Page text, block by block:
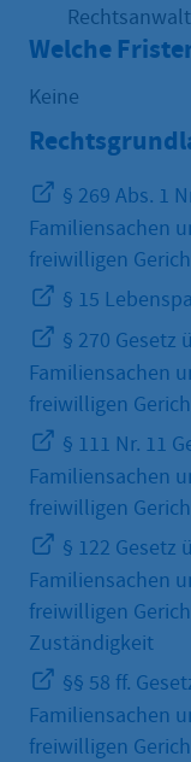
Welche
Keine
§ 269 Abs. 1
Familiensachen
freiwilligen
§ 15
§ 270 Gesetz
Familiensachen
freiwilligen
§ 111 Nr. 11
Familiensachen
freiwilligen
§ 122 Gesetz
Familiensachen
freiwilligen
Zuständigkeit
§§ 58 ff.
Familiensachen
freiwilligen